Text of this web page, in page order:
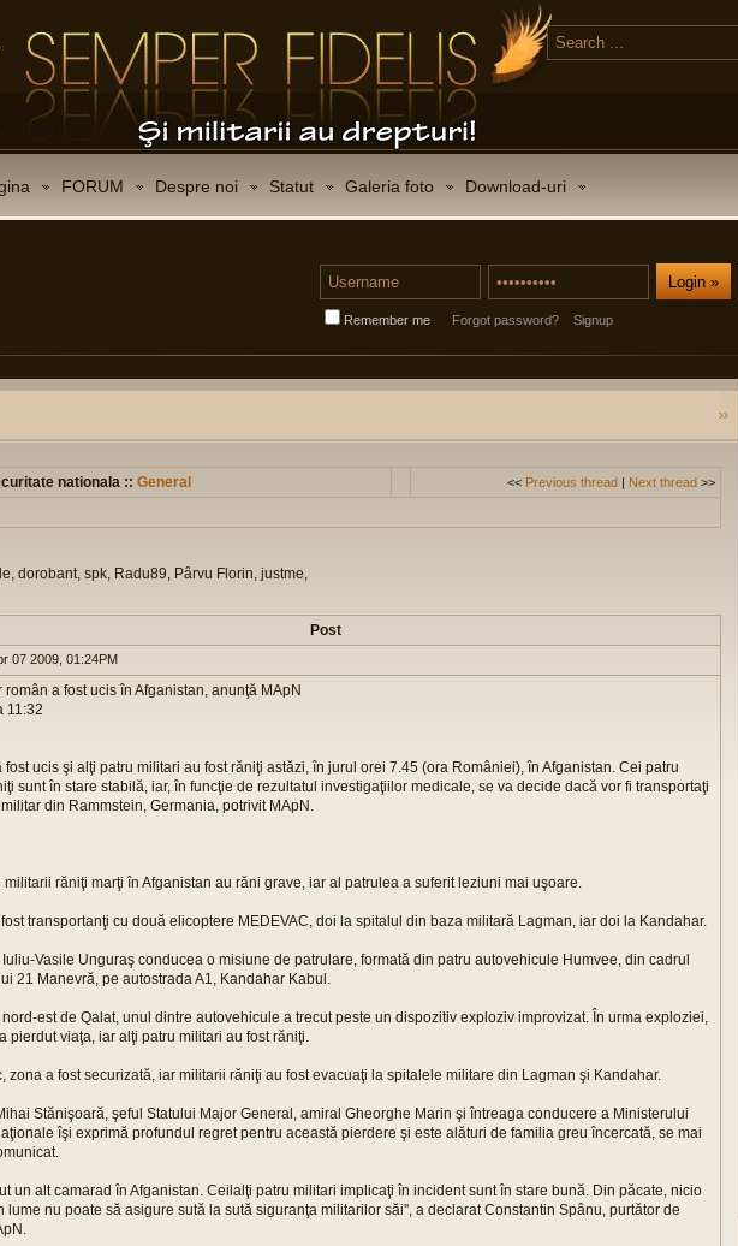
FORUM Despre noi Statut Galeria foto Download-uri
Remember me Forgot password? Signup
nationala :: General << Previous thread | Next thread >>
dorobant, spk, Radu89, Pârvu Florin, justme,
Post
07 2009, 01:24PM
român a fost ucis în Afganistan, anunţă MApN
11:32
fost ucis şi alţi patru militari au fost răniţi astăzi, în jurul orei 7.45 (ora României), în Afganistan. Cei patru
sunt în stare stabilă, iar, în funcţie de rezultatul investigaţiilor medicale, se va decide dacă vor fi transportaţi
din Rammstein, Germania, potrivit MApN.
militarii răniţi marţi în Afganistan au răni grave, iar al patrulea a suferit leziuni mai uşoare.
transportanţi cu două elicoptere MEDEVAC, doi la spitalul din baza militară Lagman, iar doi la Kandahar.
Vasile Unguraş conducea o misiune de patrulare, formată din patru autovehicule Humvee, din cadrul
21 Manevră, pe autostrada A1, Kandahar Kabul.
nord-est de Qalat, unul dintre autovehicule a trecut peste un dispozitiv exploziv improvizat. În urma exploziei,
pierdut viaţa, iar alţi patru militari au fost răniţi.
zona a fost securizată, iar militarii răniţi au fost evacuaţi la spitalele militare din Lagman şi Kandahar.
Stănişoară, şeful Statului Major General, amiral Gheorghe Marin şi întreaga conducere a Ministerului
îşi exprimă profundul regret pentru această pierdere şi este alături de familia greu încercată, se mai
un alt camarad în Afganistan. Ceilalţi patru militari implicaţi în incident sunt în stare bună. Din păcate, nicio
lume nu poate să asigure sută la sută siguranţa militarilor săi'', a declarat Constantin Spânu, purtător de